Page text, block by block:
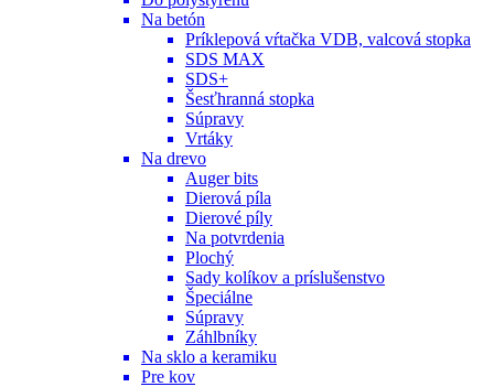
Na betón
Príklepová vŕtačka VDB, valcová stopka
SDS MAX
SDS+
Šesťhranná stopka
Súpravy
Vrtáky
Na drevo
Auger bits
Dierová píla
Dierové píly
Na potvrdenia
Plochý
Sady kolíkov a príslušenstvo
Špeciálne
Súpravy
Záhlbníky
Na sklo a keramiku
Pre kov